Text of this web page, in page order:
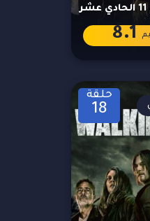
8.1
حلقة
18